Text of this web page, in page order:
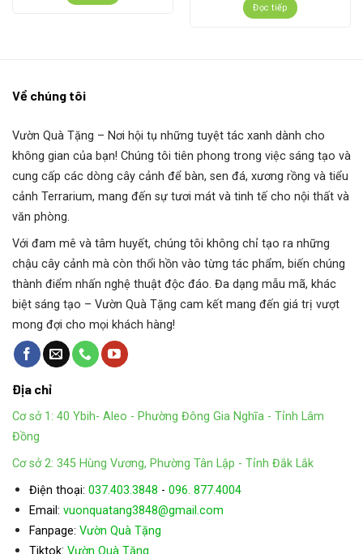
Hình ảnh minh họa: Cây lưỡi hổ chậu sứ men trắng – phù
1. Giới thiệu chung
Tên khoa học:Sansevieria trifasciata
Họ thực vật : Asparagaceae (Măng tây)
Cây lưỡi hổ là một trong những loại cây cảnh nội thất được
Đọc tiếp
Về chúng tôi
Vườn Quà Tặng – Nơi hội tụ những tuyệt tác xanh dành cho
không gian của bạn! Chúng tôi tiên phong trong việc sáng tạo và
cung cấp các dòng cây cảnh để bàn, sen đá, xương rồng và tiểu
cảnh Terrarium, mang đến sự tươi mát và tinh tế cho nội thất và
văn phòng.
Với đam mê và tâm huyết, chúng tôi không chỉ tạo ra những
chậu cây cảnh mà còn thổi hồn vào từng tác phẩm, biến chúng
thành điểm nhấn nghệ thuật độc đáo. Đa dạng mẫu mã, khác
biệt sáng tạo – Vườn Quà Tặng cam kết mang đến giá trị vượt
mong đợi cho mọi khách hàng!
Địa chỉ
Cơ sở 1: 40 Ybih- Aleo - Phường Đông Gia Nghĩa - Tỉnh Lâm
Đồng
Cơ sở 2: 345 Hùng Vương, Phường Tân Lập - Tỉnh Đắk Lắk
Điện thoại: 037.403.3848 - 096. 877.4004
Email: vuonquatang3848@gmail.com
Fanpage: Vườn Quà Tặng
Tiktok: Vườn Quà Tặng